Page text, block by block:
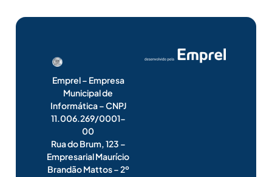
Emprel – Empresa
Municipal de
Informática – CNPJ
11.006.269/0001-
00
Rua do Brum, 123 –
Empresarial Maurício
Brandão Mattos – 2º